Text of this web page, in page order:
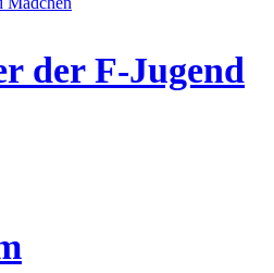
der F-Jugend